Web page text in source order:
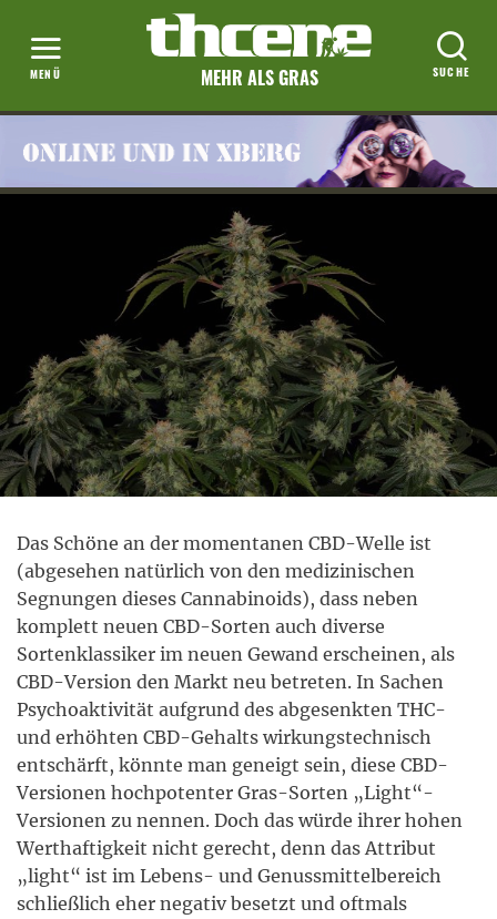
MEHR ALS GRAS
Das Schöne an der momentanen CBD-Welle ist
(abgesehen natürlich von den medizinischen
Segnungen dieses Cannabinoids), dass neben
komplett neuen CBD-Sorten auch diverse
Sortenklassiker im neuen Gewand erscheinen, als
CBD-Version den Markt neu betreten. In Sachen
Psychoaktivität aufgrund des abgesenkten THC-
und erhöhten CBD-Gehalts wirkungstechnisch
entschärft, könnte man geneigt sein, diese CBD-
Versionen hochpotenter Gras-Sorten „Light“-
Versionen zu nennen. Doch das würde ihrer hohen
Werthaftigkeit nicht gerecht, denn das Attribut
„light“ ist im Lebens- und Genussmittelbereich
schließlich eher negativ besetzt und oftmals